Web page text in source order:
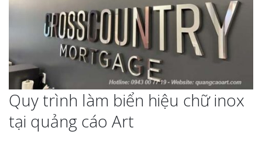
Quy trình làm biển hiệu chữ inox
tại quảng cáo Art